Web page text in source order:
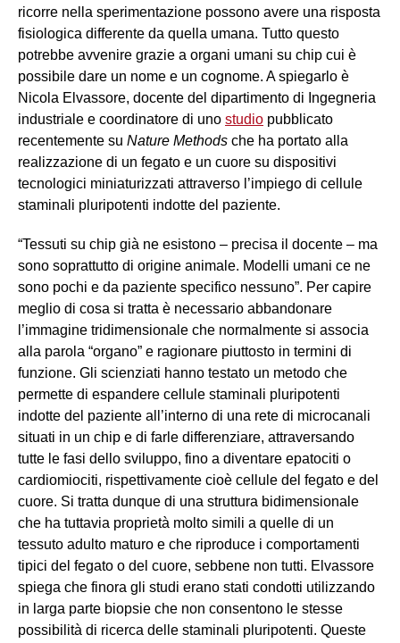
ricorre nella sperimentazione possono avere una risposta
fisiologica differente da quella umana. Tutto questo
potrebbe avvenire grazie a organi umani su chip cui è
possibile dare un nome e un cognome. A spiegarlo è
Nicola Elvassore, docente del dipartimento di Ingegneria
industriale e coordinatore di uno studio pubblicato
recentemente su Nature Methods che ha portato alla
realizzazione di un fegato e un cuore su dispositivi
tecnologici miniaturizzati attraverso l’impiego di cellule
staminali pluripotenti indotte del paziente.
“Tessuti su chip già ne esistono – precisa il docente – ma
sono soprattutto di origine animale. Modelli umani ce ne
sono pochi e da paziente specifico nessuno”. Per capire
meglio di cosa si tratta è necessario abbandonare
l’immagine tridimensionale che normalmente si associa
alla parola “organo” e ragionare piuttosto in termini di
funzione. Gli scienziati hanno testato un metodo che
permette di espandere cellule staminali pluripotenti
indotte del paziente all’interno di una rete di microcanali
situati in un chip e di farle differenziare, attraversando
tutte le fasi dello sviluppo, fino a diventare epatociti o
cardiomiociti, rispettivamente cioè cellule del fegato e del
cuore. Si tratta dunque di una struttura bidimensionale
che ha tuttavia proprietà molto simili a quelle di un
tessuto adulto maturo e che riproduce i comportamenti
tipici del fegato o del cuore, sebbene non tutti. Elvassore
spiega che finora gli studi erano stati condotti utilizzando
in larga parte biopsie che non consentono le stesse
possibilità di ricerca delle staminali pluripotenti. Queste